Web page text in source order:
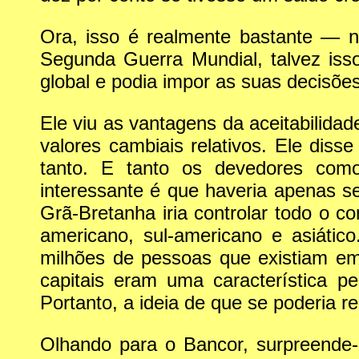
Ora, isso é realmente bastante —
Segunda Guerra Mundial, talvez
global e podia impor as suas
Ele viu as vantagens da
valores cambiais relativos. Ele
tanto. E tanto os devedores
interessante é que haveria apenas
Grã-Bretanha iria controlar todo o
americano, sul-americano e
milhões de pessoas que existiam
capitais eram uma característica
Portanto, a ideia de que se poderia
Olhando para o Bancor,